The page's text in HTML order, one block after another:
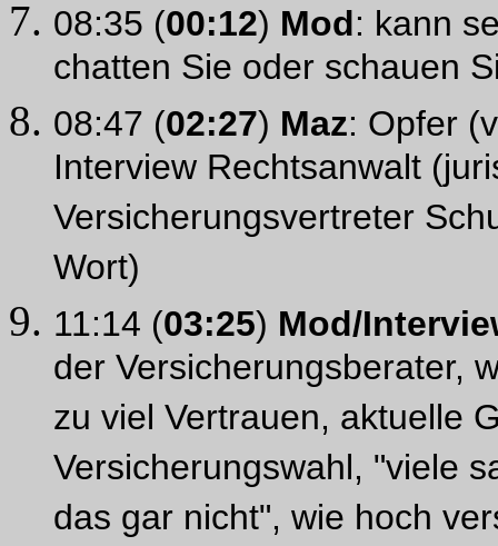
08:35 (00:12) Mod: kann
chatten Sie oder schauen
08:47 (02:27) Maz: Opfer
Interview Rechtsanwalt
Versicherungsvertreter
Wort)
11:14 (03:25) Mod/
der Versicherungsberater,
zu viel Vertrauen, aktuelle
Versicherungswahl, "viele
das gar nicht", wie hoch